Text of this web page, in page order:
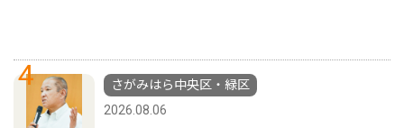
4
さがみはら中央区・緑区
2026.08.06